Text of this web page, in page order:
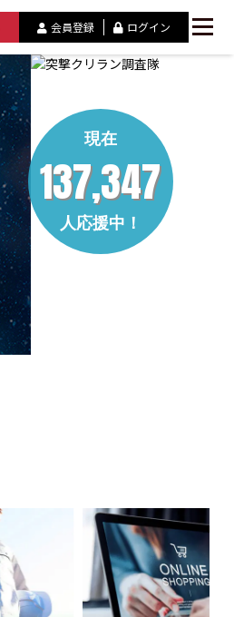
会員登録 ログイン
現在
137,347
人応援中！
ッ
ピ
ン